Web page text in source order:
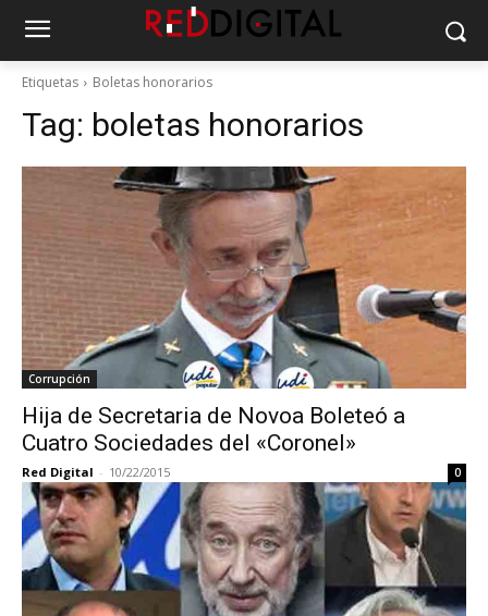
Etiquetas Boletas honorarios
Tag: boletas honorarios
Corrupción
Hija de Secretaria de Novoa Boleteó a
Cuatro Sociedades del «Coronel»
Red Digital - 10/22/2015 0